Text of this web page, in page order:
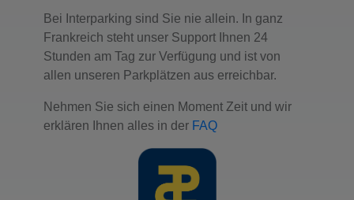
Bei Interparking sind Sie nie allein. In ganz
Frankreich steht unser Support Ihnen 24
Stunden am Tag zur Verfügung und ist von
allen unseren Parkplätzen aus erreichbar.
Nehmen Sie sich einen Moment Zeit und wir
erklären Ihnen alles in der FAQ